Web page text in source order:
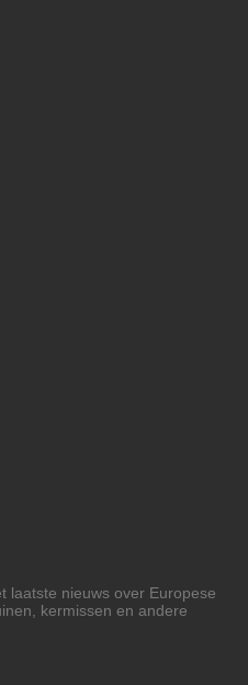
laatste nieuws over Europese
kermissen en andere